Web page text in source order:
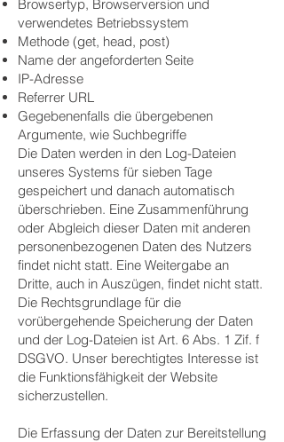
Browsertyp, Browserversion und
verwendetes Betriebssystem
Methode (get, head, post)
Name der angeforderten Seite
IP-Adresse
Referrer URL
Gegebenenfalls die übergebenen
Argumente, wie Suchbegriffe
Die Daten werden in den Log-Dateien
unseres Systems für sieben Tage
gespeichert und danach automatisch
überschrieben. Eine Zusammenführung
oder Abgleich dieser Daten mit anderen
personenbezogenen Daten des Nutzers
findet nicht statt. Eine Weitergabe an
Dritte, auch in Auszügen, findet nicht statt.
Die Rechtsgrundlage für die
vorübergehende Speicherung der Daten
und der Log-Dateien ist Art. 6 Abs. 1 Zif. f
DSGVO. Unser berechtigtes Interesse ist
die Funktionsfähigkeit der Website
sicherzustellen.
Die Erfassung der Daten zur Bereitstellung